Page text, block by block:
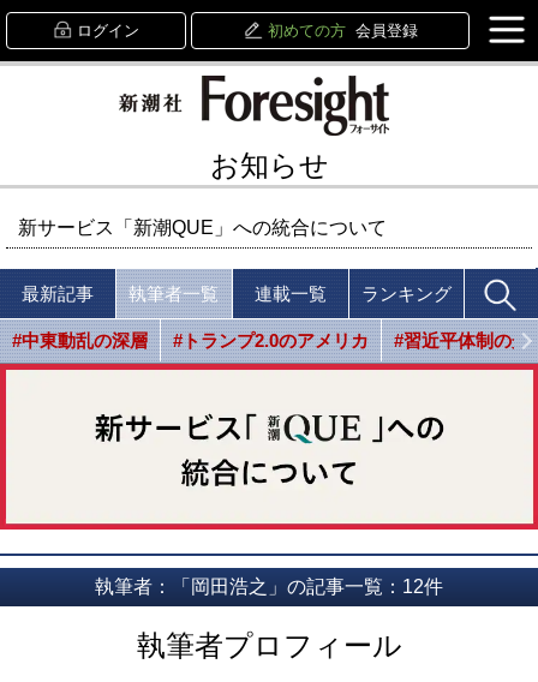
ログイン 初めての方 会員登録
お知らせ
新サービス「新潮QUE」への統合について
最新記事 執筆者一覧 連載一覧 ランキング
#中東動乱の深層 #トランプ2.0のアメリカ #習近平体制の光
執筆者：「岡田浩之」の記事一覧：12件
執筆者プロフィール